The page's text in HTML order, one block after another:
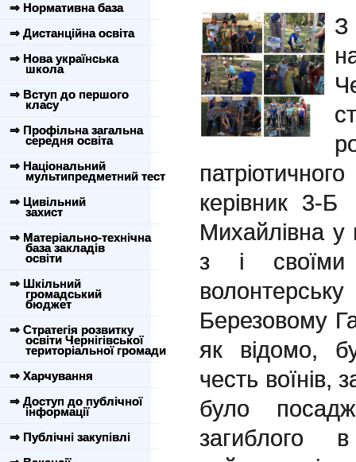
⇒ Нормативна база
⇒ Дистанційна освіта
⇒ Нова українська
школа
⇒ Вступ до першого
класу
⇒ Профільна загальна
середня освіта
⇒ Національний
мультипредметний тест
⇒ Цивільний
захист
⇒ Матеріально-технічна
база закладів
освіти
⇒ Шкільний
громадський
бюджет
⇒ Стратегія розвитку
освіти Чернігівської
територіальної громади
⇒ Харчування
⇒ Доступ до публічної
інформації
⇒ Публічні закупівлі
керівник 3-
Михайлівна у
з і своїми
Березовому
як відомо,
честь воїнів,
було